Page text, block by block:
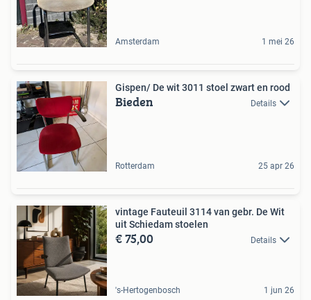
Amsterdam 1 mei 26
Gispen/ De wit 3011 stoel zwart en rood
Bieden Details
Rotterdam 25 apr 26
vintage Fauteuil 3114 van gebr. De Wit
uit Schiedam stoelen
€ 75,00 Details
's-Hertogenbosch 1 jun 26